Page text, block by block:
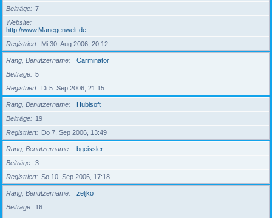
Beiträge
7
Website
http://www.Manegenwelt.de
Registriert
Mi 30. Aug 2006, 20:12
Rang, Benutzername
Carminator
Beiträge
5
Registriert
Di 5. Sep 2006, 21:15
Rang, Benutzername
Hubisoft
Beiträge
19
Registriert
Do 7. Sep 2006, 13:49
Rang, Benutzername
bgeissler
Beiträge
3
Registriert
So 10. Sep 2006, 17:18
Rang, Benutzername
zeljko
Beiträge
16